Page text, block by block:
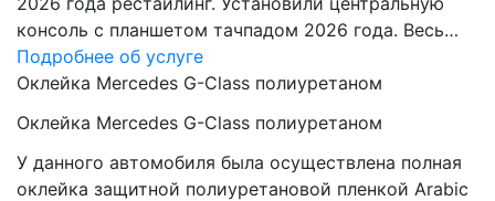
консоль с планшетом тачпадом 2026 года. Весь…
Подробнее об услуге
Оклейка Mercedes G-Class полиуретаном
Оклейка Mercedes G-Class полиуретаном
У данного автомобиля была осуществлена полная
оклейка защитной полиуретановой пленкой Arabic